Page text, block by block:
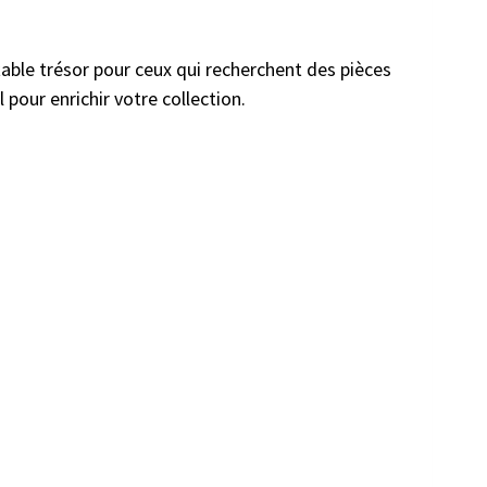
trésor pour ceux qui recherchent des pièces
pour enrichir votre collection.